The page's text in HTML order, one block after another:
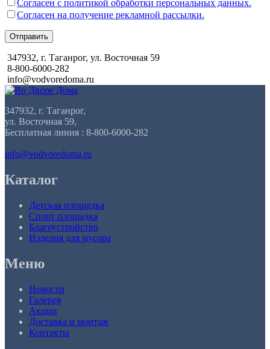
Согласен с политикой обработки персональных данных.
Согласен на получение рекламной рассылки.
Отправить
347932, г. Таганрог, ул. Восточная 59
8-800-6000-282
info@vodvoredoma.ru
347932, г. Таганрог,
ул. Восточная 59,
Бесплатная линия : 8-800-6000-282
info@vodvoredoma.ru
Каталог
Детская площадка
Спорт площадка
Благоустройство
Изделия для мусора
Меню
Новости
Галерея
Акции
Доставка и монтаж
Контакты